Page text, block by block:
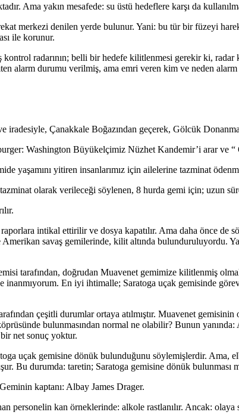
Ama yakın mesafede: su üstü hedeflere karşı da
merkezi denilen yerde bulunur. Yani: bu tür bir füzeyi
ile korunur.
radarının; belli bir hedefe kilitlenmesi gerekir ki,
alarm durumu verilmiş, ama emri veren kim ve neden
Çanakkale Boğazından geçerek, Gölcük Donanma
Washington Büyükelçimiz Nüzhet Kandemir’i arar ve
yaşamını yitiren insanlarımız için ailelerine tazminat
olarak verileceği söylenen, 8 hurda gemi için; uzun
intikal ettirilir ve dosya kapatılır. Ama daha önce
savaş gemilerinde, kilit altında bulunduruluyordu.
tarafından, doğrudan Muavenet gemimize kilitlenmiş
En iyi ihtimalle; Saratoga uçak gemisinde
çeşitli durumlar ortaya atılmıştır. Muavenet
bulunmasından normal ne olabilir? Bunun
net sonuç yoktur.
uçak gemisine dönük bulunduğunu söylemişlerdir. Ama,
Bu durumda: taretin; Saratoga gemisine dönük bulunması
kaptanı: Albay James Drager.
personelin kan örneklerinde: alkole rastlanılır. Ancak: olaya